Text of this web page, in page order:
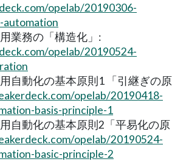
opelab/20190306-
業務の「構造化」:
opelab/20190524-
自動化の基本原則1 「引継ぎの原
opelab/20190418-
basis-principle-1
自動化の基本原則2「平易化の原
opelab/20190524-
basic-principle-2